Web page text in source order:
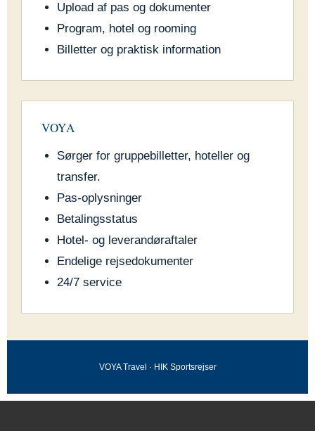
Upload af pas og dokumenter
Program, hotel og rooming
Billetter og praktisk information
VOYA
Sørger for gruppebilletter, hoteller og
transfer.
Pas-oplysninger
Betalingsstatus
Hotel- og leverandøraftaler
Endelige rejsedokumenter
24/7 service
VOYA Travel · HIK Sportsrejser